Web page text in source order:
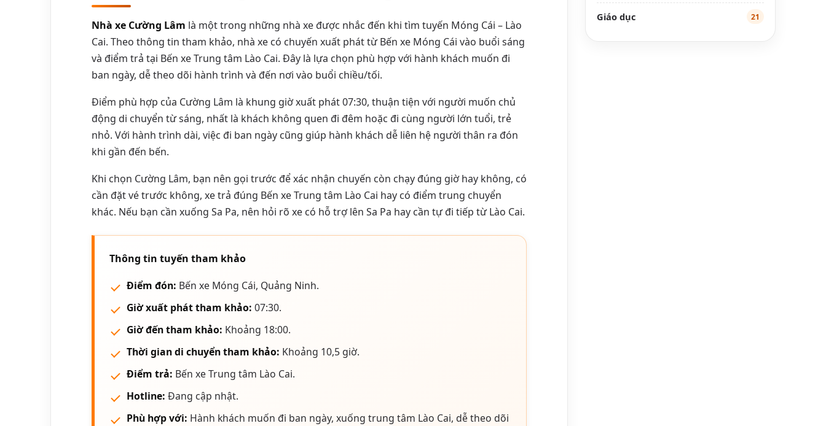
Nhà xe Cường Lâm là một trong những nhà xe được nhắc đến khi tìm tuyến Móng Cái – Lào
Cai. Theo thông tin tham khảo, nhà xe có chuyến xuất phát từ Bến xe Móng Cái vào buổi sáng
và điểm trả tại Bến xe Trung tâm Lào Cai. Đây là lựa chọn phù hợp với hành khách muốn đi
ban ngày, dễ theo dõi hành trình và đến nơi vào buổi chiều/tối.
Điểm phù hợp của Cường Lâm là khung giờ xuất phát 07:30, thuận tiện với người muốn chủ
động di chuyển từ sáng, nhất là khách không quen đi đêm hoặc đi cùng người lớn tuổi, trẻ
nhỏ. Với hành trình dài, việc đi ban ngày cũng giúp hành khách dễ liên hệ người thân ra đón
khi gần đến bến.
Khi chọn Cường Lâm, bạn nên gọi trước để xác nhận chuyến còn chạy đúng giờ hay không, có
cần đặt vé trước không, xe trả đúng Bến xe Trung tâm Lào Cai hay có điểm trung chuyển
khác. Nếu bạn cần xuống Sa Pa, nên hỏi rõ xe có hỗ trợ lên Sa Pa hay cần tự đi tiếp từ Lào Cai.
Thông tin tuyến tham khảo
Điểm đón: Bến xe Móng Cái, Quảng Ninh.
Giờ xuất phát tham khảo: 07:30.
Giờ đến tham khảo: Khoảng 18:00.
Thời gian di chuyển tham khảo: Khoảng 10,5 giờ.
Điểm trả: Bến xe Trung tâm Lào Cai.
Hotline: Đang cập nhật.
Phù hợp với: Hành khách muốn đi ban ngày, xuống trung tâm Lào Cai, dễ theo dõi
Giáo dục 21